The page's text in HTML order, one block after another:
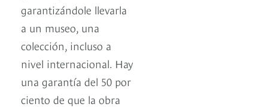
garantizándole llevarla
a un museo, una
colección, incluso a
nivel internacional. Hay
una garantía del 50 por
ciento de que la obra